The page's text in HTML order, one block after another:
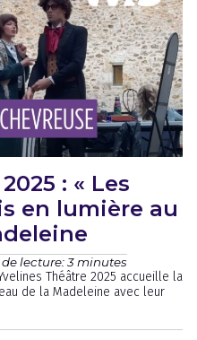
: « Les
en lumière au
de lecture: 3 minutes
Théâtre 2025 accueille la
de la Madeleine avec leur